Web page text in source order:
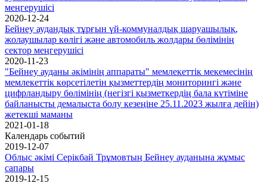
меңгерушісі
2020-12-24
Бейнеу аудандық тұрғын үй-коммуналдық шаруашылық,
жолаушылар көлігі және автомобиль жолдары бөлімінің
сектор меңгерушісі
2020-11-23
"Бейнеу ауданы әкімінің аппараты" мемлекеттік мекемесінің
мемлекеттік көрсетілетін қызметтердің мониторингі және
цифрландыру бөлімінің (негізгі қызметкердің бала күтіміне
байланысты демалыста болу кезеңіне 25.11.2023 жылға дейін)
жетекші маманы
2021-01-18
Календарь событий
2019-12-07
Облыс әкімі Серікбай Трұмовтың Бейнеу ауданына жұмыс
сапары
2019-12-15